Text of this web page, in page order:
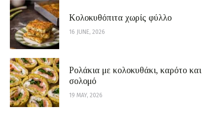
Κολοκυθόπιτα χωρίς φύλλο
16 JUNE, 2026
Ρολάκια με κολοκυθάκι, καρότο και
σολομό
19 MAY, 2026